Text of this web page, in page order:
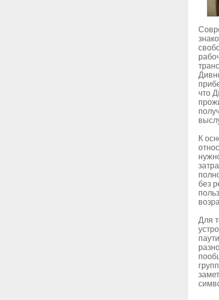
что
К
без
Для